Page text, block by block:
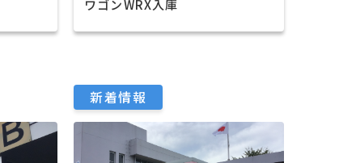
ワゴンWRX入庫
新着情報